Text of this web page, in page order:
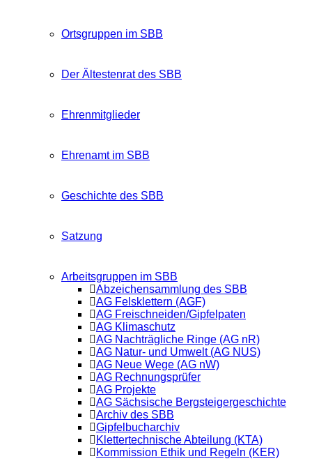
Ortsgruppen im SBB
Der Ältestenrat des SBB
Ehrenmitglieder
Ehrenamt im SBB
Geschichte des SBB
Satzung
Arbeitsgruppen im SBB
Abzeichensammlung des SBB
AG Felsklettern (AGF)
AG Freischneiden/Gipfelpaten
AG Klimaschutz
AG Nachträgliche Ringe (AG nR)
AG Natur- und Umwelt (AG NUS)
AG Neue Wege (AG nW)
AG Rechnungsprüfer
AG Projekte
AG Sächsische Bergsteigergeschichte
Archiv des SBB
Gipfelbucharchiv
Klettertechnische Abteilung (KTA)
Kommission Ethik und Regeln (KER)